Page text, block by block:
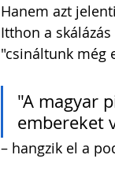
Hanem azt
Itthon a
"csináltunk még
"A magyar
embereket
– hangzik el a